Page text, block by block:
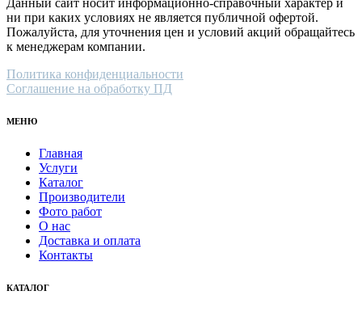
Данный сайт носит информационно-справочный характер и
ни при каких условиях не является публичной офертой.
Пожалуйста, для уточнения цен и условий акций обращайтесь
к менеджерам компании.
Политика конфиденциальности
Соглашение на обработку ПД
МЕНЮ
Главная
Услуги
Каталог
Производители
Фото работ
О нас
Доставка и оплата
Контакты
КАТАЛОГ